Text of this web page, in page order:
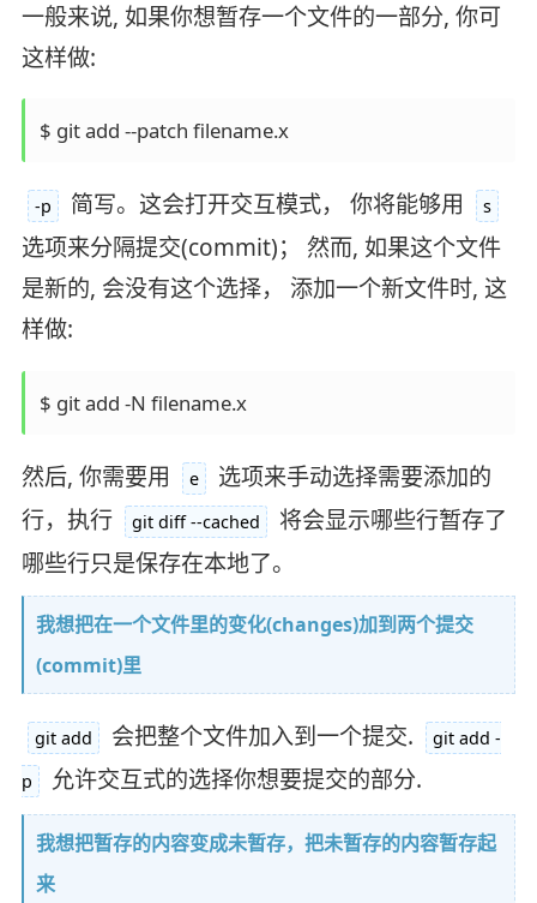
一般来说, 如果你想暂存一个文件的一部分, 你可
这样做:
$ git add --patch filename.x
-p 简写。这会打开交互模式， 你将能够用 s
选项来分隔提交(commit)； 然而, 如果这个文件
是新的, 会没有这个选择， 添加一个新文件时, 这
样做:
$ git add -N filename.x
然后, 你需要用 e
选项来手动选择需要添加的
行，执行
git diff --cached
将会显示哪些行暂存了
哪些行只是保存在本地了。
我想把在一个文件里的变化(changes)加到两个提交
(commit)里
git add 会把整个文件加入到一个提交.
git add -
p
允许交互式的选择你想要提交的部分.
我想把暂存的内容变成未暂存，把未暂存的内容暂存起
来